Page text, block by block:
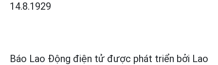
14.8.1929
Báo Lao Động điện tử được phát triển bởi Lao